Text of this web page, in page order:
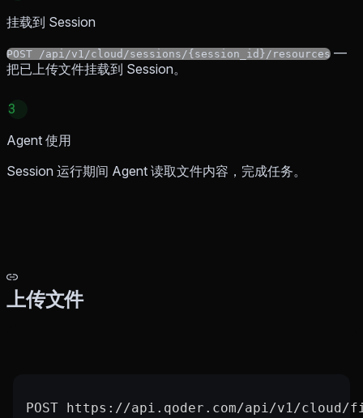
挂载到 Session
POST /api/v1/cloud/sessions/{session_id}/resources —
把已上传文件挂载到 Session。
3
Agent 使用
Session 运行期间 Agent 读取文件内容，完成任务。
上传文件
POST https://api.qoder.com/api/v1/cloud/